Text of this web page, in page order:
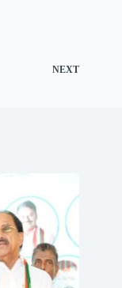
NEXT